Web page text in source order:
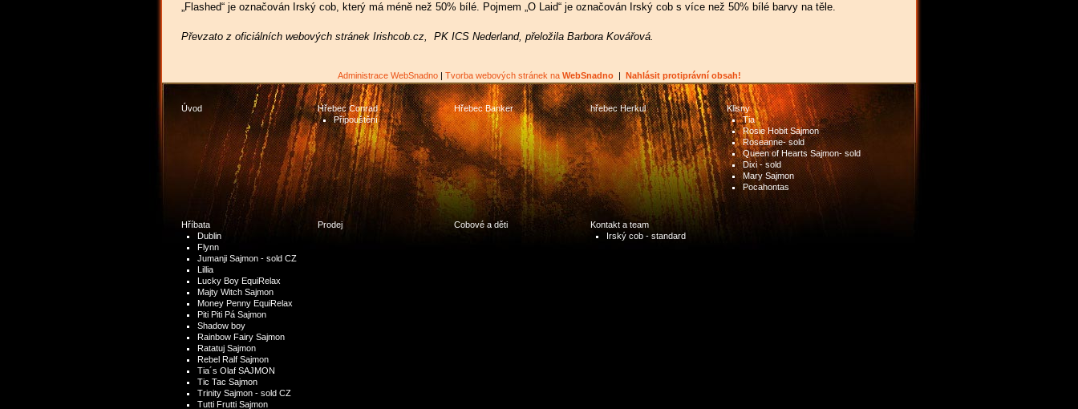
„Flashed“ je označován Irský cob, který má méně než 50% bílé. Pojmem „O Laid“ je označován Irský cob s více než 50% bílé barvy na těle.
Převzato z oficiálních webových stránek Irishcob.cz, PK ICS Nederland, přeložila Barbora Kovářová.
Administrace WebSnadno| Tvorba webových stránek na WebSnadno| Nahlásit protiprávní obsah!
Úvod
Hřebec Conrad
Připouštění
Hřebec Banker hřebec Herkul
Klisny
Tia
Rosie Hobit Sajmon
Roseanne- sold
Queen of Hearts Sajmon- sold
Dixi - sold
Mary Sajmon
Pocahontas
Hříbata
Dublin
Flynn
Jumanji Sajmon - sold CZ
Lillia
Lucky Boy EquiRelax
Majty Witch Sajmon
Money Penny EquiRelax
Piti Piti Pá Sajmon
Shadow boy
Rainbow Fairy Sajmon
Ratatuj Sajmon
Rebel Ralf Sajmon
Tia´s Olaf SAJMON
Tic Tac Sajmon
Trinity Sajmon - sold CZ
Tutti Frutti Sajmon
Prodej Cobové a děti
Kontakt a team
Irský cob - standard